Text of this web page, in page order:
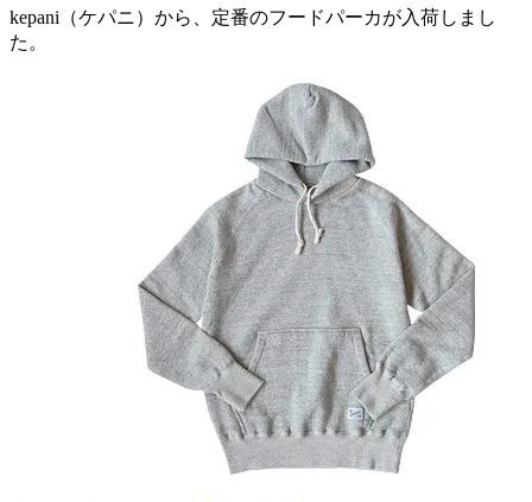
kepani（ケパニ）から、定番のフードパーカが入荷しまし
た。